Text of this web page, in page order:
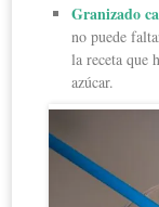
Granizado
no puede
la receta que
azúcar.